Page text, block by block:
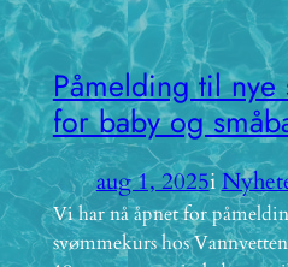
Påmelding til nye
for baby og
aug 1, 2025i
Vi har nå åpnet for
svømmekurs hos